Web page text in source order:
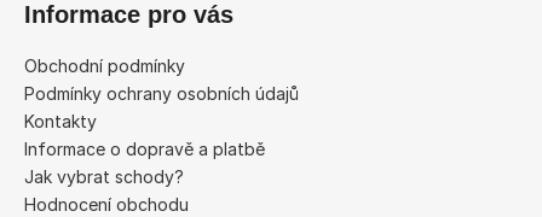
Informace pro vás
Obchodní podmínky
Podmínky ochrany osobních údajů
Kontakty
Informace o dopravě a platbě
Jak vybrat schody?
Hodnocení obchodu